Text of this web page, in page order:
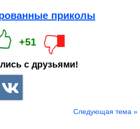
приколы
+51
с друзьями!
Следующая тема »